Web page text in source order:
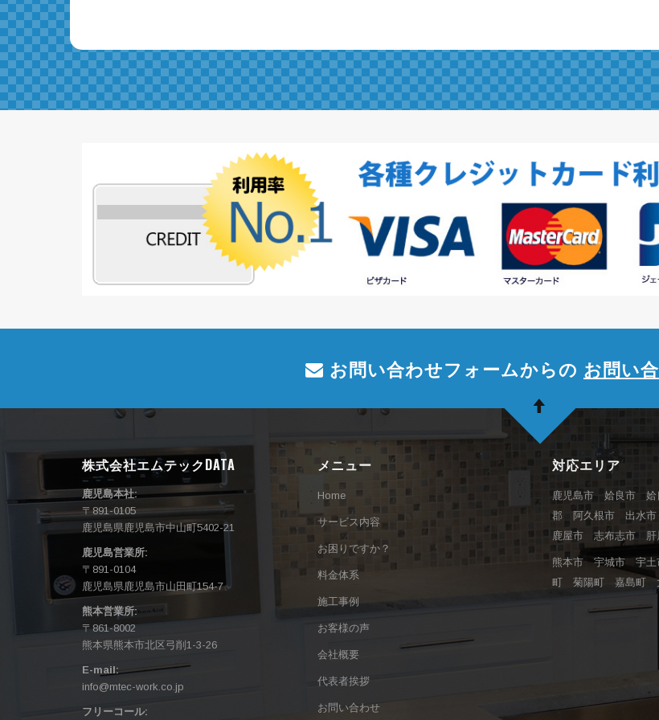
お問い合わせフォームからの お問い
株式会社エムテックDATA
鹿児島本社:
〒891-0105
鹿児島県鹿児島市中山町5402-21
鹿児島営業所:
〒891-0104
鹿児島県鹿児島市山田町154-7
熊本営業所:
〒861-8002
熊本県熊本市北区弓削1-3-26
E-mail:
info@mtec-work.co.jp
フリーコール:
メニュー
Home
サービス内容
お困りですか？
料金体系
施工事例
お客様の声
会社概要
代表者挨拶
お問い合わせ
対応エリア
鹿児島市 姶良市
郡 阿久根市 出水
鹿屋市 志布志市 肝
熊本市 宇城市 宇
町 菊陽町 嘉島町